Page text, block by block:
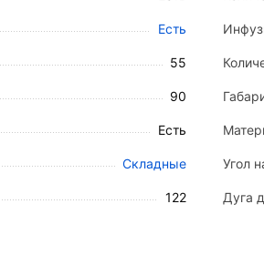
от комплектации).
Есть
55
90
Есть
Складные Угол
122 Дуга